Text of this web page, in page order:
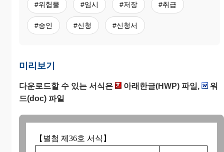
#위험물 #임시 #저장 #취급
#승인 #신청 #신청서
미리보기
다운로드할 수 있는 서식은 아래한글(HWP) 파일,
워
드(doc) 파일
【별첨 제36호 서식】